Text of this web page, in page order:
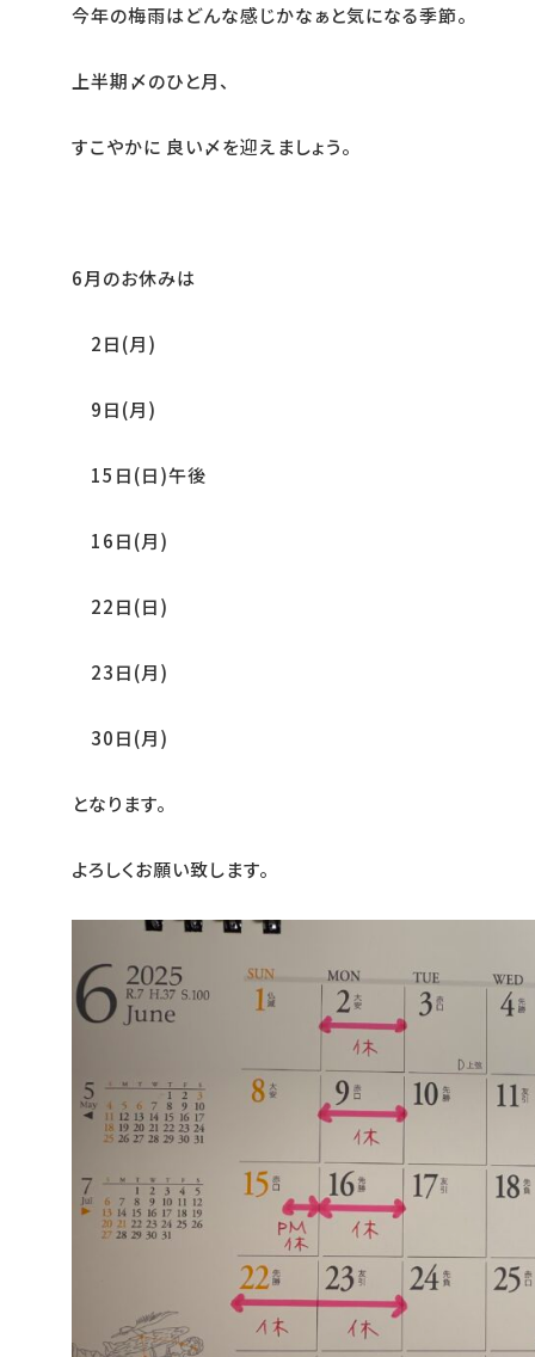
今年の梅雨はどんな感じかなぁと気になる季節。
上半期〆のひと月、
すこやかに 良い〆を迎えましょう。
6月のお休みは
2日(月)
9日(月)
15日(日)午後
16日(月)
22日(日)
23日(月)
30日(月)
となります。
よろしくお願い致します。